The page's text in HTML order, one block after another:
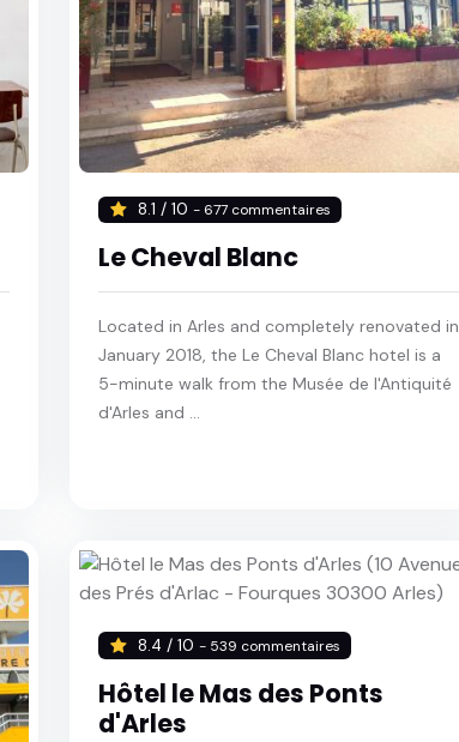
8.1 / 10- 677 commentaires
Le Cheval Blanc
Located in Arles and completely renovated in
January 2018, the Le Cheval Blanc hotel is a
5-minute walk from the Musée de l'Antiquité
d'Arles and ...
8.4 / 10- 539 commentaires
Hôtel le Mas des Ponts
d'Arles